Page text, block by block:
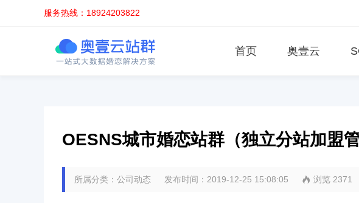
服务热线：18924203822
首页 奥壹云
OESNS城市婚恋站群（独立分站加盟
所属分类：公司动态 发布时间：2019-12-25 15:08:05 浏览 2371